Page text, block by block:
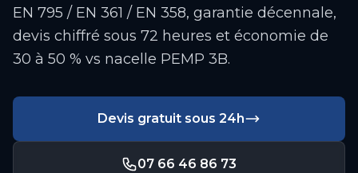
EN 795 / EN 361 / EN 358, garantie décennale,
devis chiffré sous 72 heures et économie de
30 à 50 % vs nacelle PEMP 3B.
Devis gratuit sous 24h
07 66 46 86 73